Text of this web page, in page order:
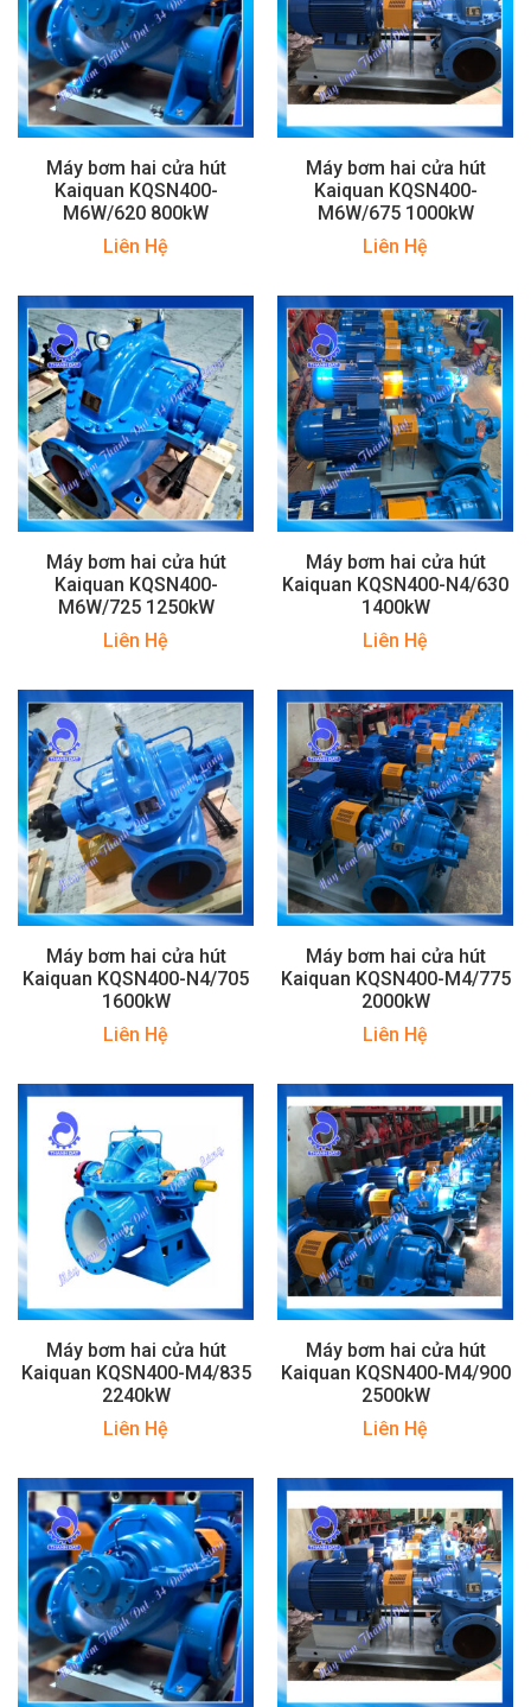
Máy bơm hai cửa hút
Kaiquan KQSN400-
M6W/620 800kW
Liên Hệ
Máy bơm hai cửa hút
Kaiquan KQSN400-
M6W/675 1000kW
Liên Hệ
Máy bơm hai cửa hút
Kaiquan KQSN400-
M6W/725 1250kW
Liên Hệ
Máy bơm hai cửa hút
Kaiquan KQSN400-N4/630
1400kW
Liên Hệ
Máy bơm hai cửa hút
Kaiquan KQSN400-N4/705
1600kW
Liên Hệ
Máy bơm hai cửa hút
Kaiquan KQSN400-M4/775
2000kW
Liên Hệ
Máy bơm hai cửa hút
Kaiquan KQSN400-M4/835
2240kW
Liên Hệ
Máy bơm hai cửa hút
Kaiquan KQSN400-M4/900
2500kW
Liên Hệ